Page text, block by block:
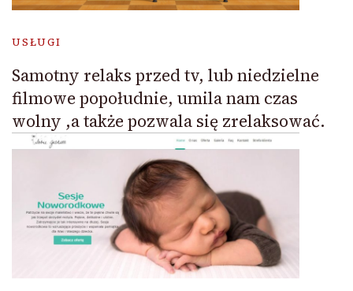
USŁUGI
Samotny relaks przed tv, lub niedzielne
filmowe popołudnie, umila nam czas
wolny ,a także pozwala się zrelaksować.